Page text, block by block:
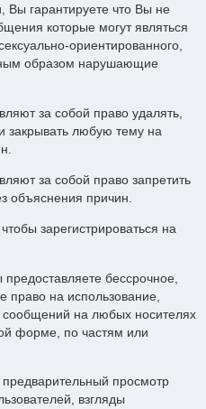
Вы гарантируете что Вы не
которые могут являться
ориентированного,
образом нарушающие
за собой право удалять,
закрывать любую тему на
за собой право запретить
объяснения причин.
зарегистрироваться на
бессрочное,
право на использование,
на любых носителях
форме, по частям или
просмотр
взгляды